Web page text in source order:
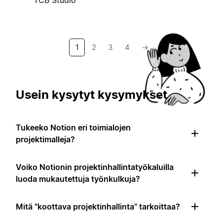
1 2 3 4 →
Usein kysytyt kysymykset
Tukeeko Notion eri toimialojen
projektimalleja?
Voiko Notionin projektinhallintatyökaluilla
luoda mukautettuja työnkulkuja?
Mitä "koottava projektinhallinta" tarkoittaa?